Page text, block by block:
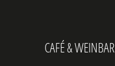
CAFÉ & WEINBAR